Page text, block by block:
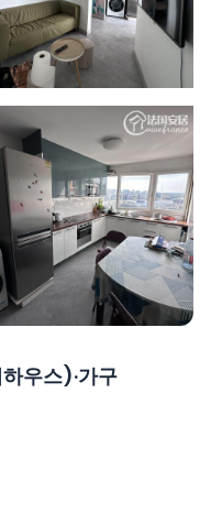
우스)·가구